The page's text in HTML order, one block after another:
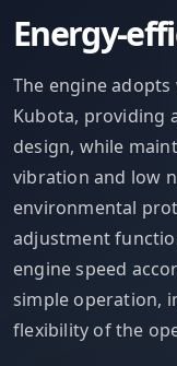
Energy-
The engine
Kubota, providing
design, while
vibration and low
environmental
adjustment
engine speed
simple operation,
flexibility of the